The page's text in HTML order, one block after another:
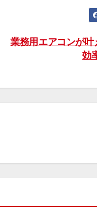
業務用エアコンが
効